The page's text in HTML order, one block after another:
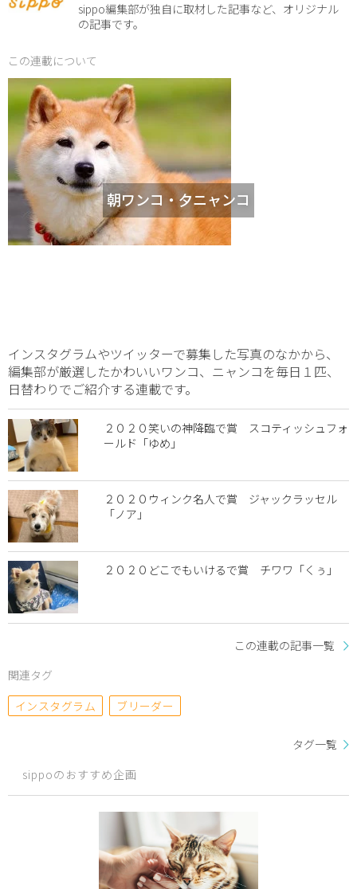
sippo編集部が独自に取材した記事など、オリジナル
の記事です。
この連載について
朝ワンコ・夕ニャンコ
インスタグラムやツイッターで募集した写真のなかから、
編集部が厳選したかわいいワンコ、ニャンコを毎日１匹、
日替わりでご紹介する連載です。
２０２０笑いの神降臨で賞 スコティッシュフォ
ールド「ゆめ」
２０２０ウィンク名人で賞 ジャックラッセル
「ノア」
２０２０どこでもいけるで賞 チワワ「くぅ」
この連載の記事一覧
関連タグ
インスタグラム
ブリーダー
タグ一覧
sippoのおすすめ企画